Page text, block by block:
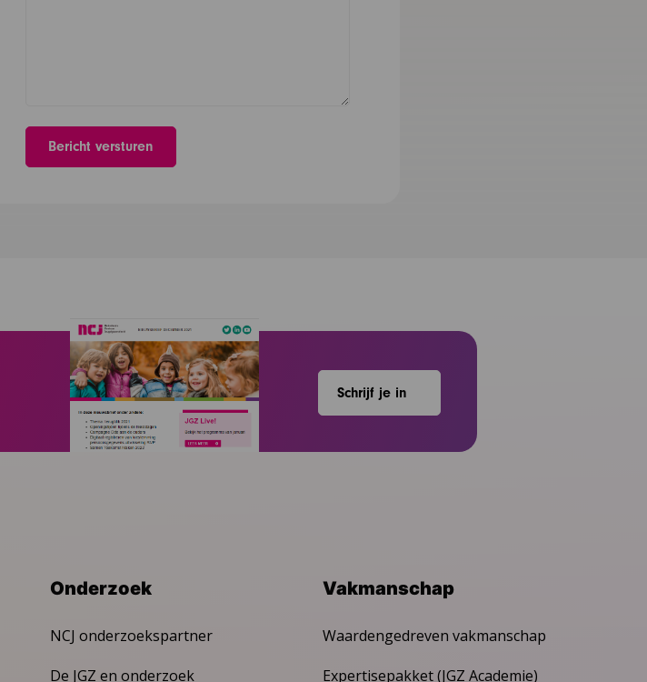
Schrijf je in
Onderzoek
NCJ onderzoekspartner
De JGZ en onderzoek
Vakmanschap
Waardengedreven vakmanschap
Expertisepakket (JGZ Academie)